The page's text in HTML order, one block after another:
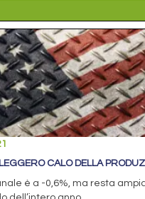
CALO DELLA
è a -0,6%, ma resta